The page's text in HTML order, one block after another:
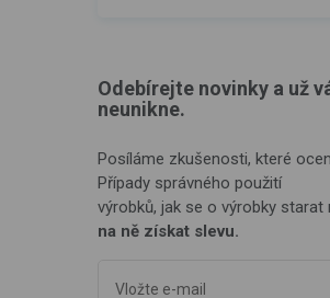
Odebírejte novinky a už
neunikne.
Posíláme zkušenosti, které
Případy správného použití
výrobků, jak se o výrobky starat
na ně získat slevu.